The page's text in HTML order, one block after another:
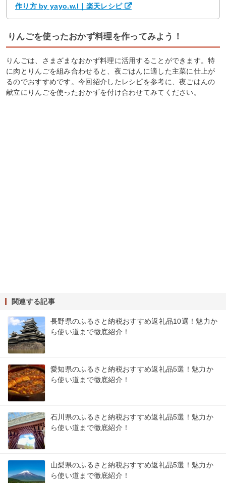
作り方 by yayo.w.l｜楽天レシピ
りんごを使ったおかず料理を作ってみよう！
りんごは、さまざまなおかず料理に活用することができます。特
に肉とりんごを組み合わせると、夜ごはんに適した主菜に仕上が
るのでおすすめです。今回紹介したレシピを参考に、夜ごはんの
献立にりんごを使ったおかずを付け合わせてみてください。
関連する記事
長野県のふるさと納税おすすめ返礼品10選！魅力か
ら使い道まで徹底紹介！
愛知県のふるさと納税おすすめ返礼品5選！魅力か
ら使い道まで徹底紹介！
石川県のふるさと納税おすすめ返礼品5選！魅力か
ら使い道まで徹底紹介！
山梨県のふるさと納税おすすめ返礼品5選！魅力か
ら使い道まで徹底紹介！